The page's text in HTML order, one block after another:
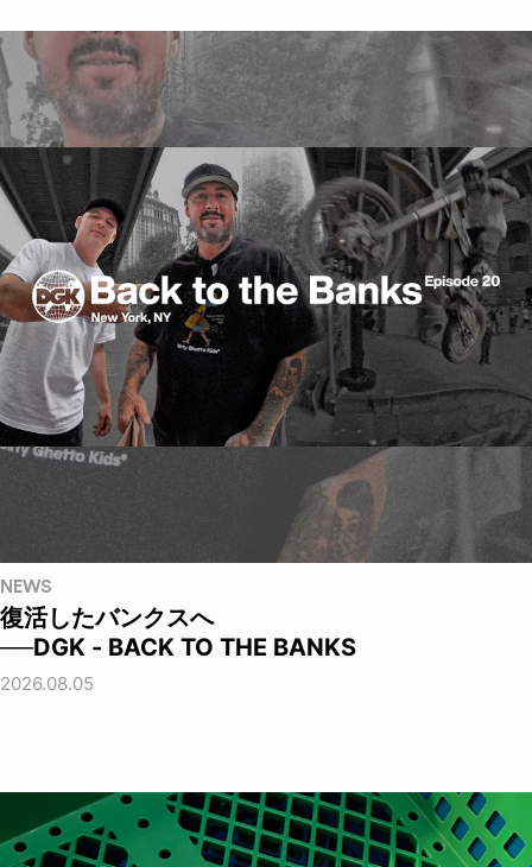
NEWS
復活したバンクスへ
──DGK - BACK TO THE BANKS
2026.08.05